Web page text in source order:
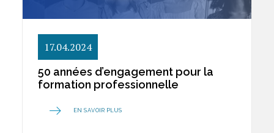
17.04.2024
50 années d’engagement pour la
formation professionnelle
EN SAVOIR PLUS